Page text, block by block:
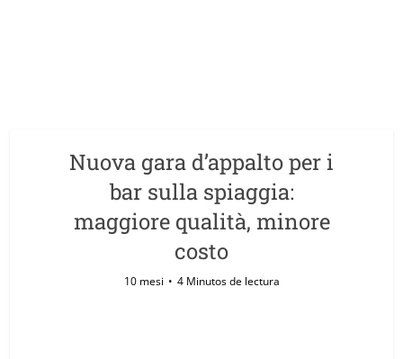
Nuova gara d’appalto per i
bar sulla spiaggia:
maggiore qualità, minore
costo
10 mesi 4 Minutos de lectura